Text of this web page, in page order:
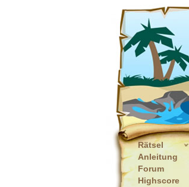
Rätsel
Anleitung
Forum
Highscore